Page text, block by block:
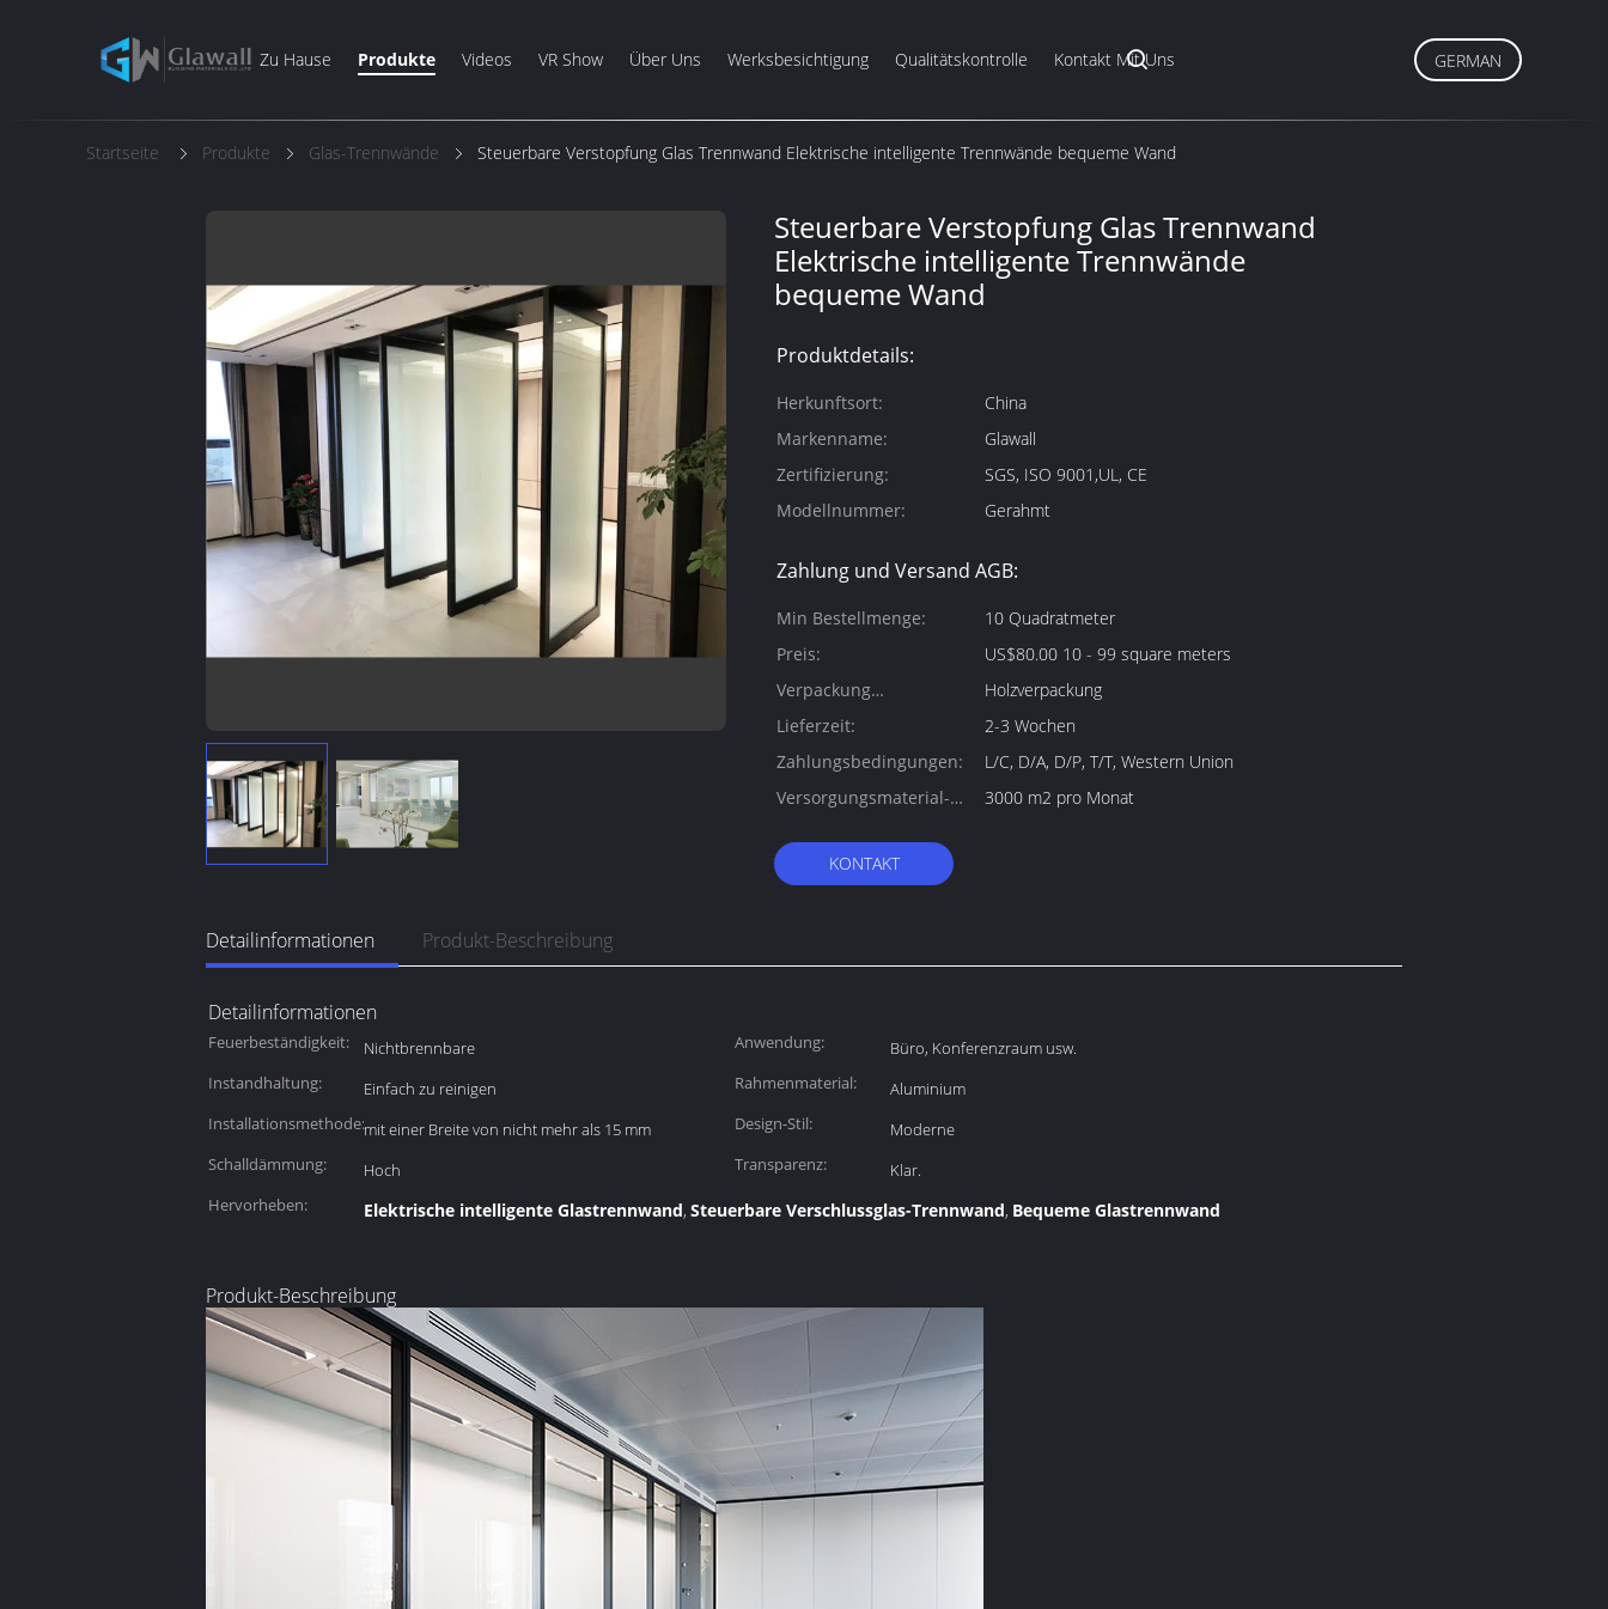
Zu Hause Produkte Videos VR Show Über Uns Werksbesichtigung Qualitätskontrolle Kontakt Mit Uns GERMAN
Startseite Produkte Glas-Trennwände Steuerbare Verstopfung Glas Trennwand Elektrische intelligente Trennwände bequeme Wand
Steuerbare Verstopfung Glas Trennwand
Elektrische intelligente Trennwände
bequeme Wand
Produktdetails:
Herkunftsort:
China
Markenname:
Glawall
Zertifizierung:
SGS, ISO 9001,UL, CE
Modellnummer:
Gerahmt
Zahlung und Versand AGB:
Min Bestellmenge:
10 Quadratmeter
Preis:
US$80.00 10 - 99 square meters
Verpackung
Informationen:
Holzverpackung
Lieferzeit:
2-3 Wochen
Zahlungsbedingungen:
L/C, D/A, D/P, T/T, Western Union
Versorgungsmaterial-
3000 m2 pro Monat
KONTAKT
Detailinformationen Produkt-Beschreibung
Detailinformationen
Feuerbeständigkeit: Nichtbrennbare Anwendung:
Büro, Konferenzraum usw.
Instandhaltung:
Einfach zu reinigen Rahmenmaterial:
Aluminium
Installationsmethode:mit einer Breite von nicht mehr als 15 mm Design-Stil:
Moderne
Schalldämmung:
Hoch Transparenz:
Klar.
Hervorheben:
Elektrische intelligente Glastrennwand, Steuerbare Verschlussglas-Trennwand, Bequeme Glastrennwand
Produkt-Beschreibung